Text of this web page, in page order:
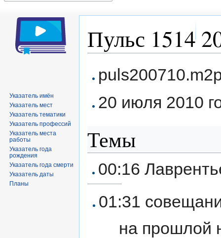
Пульс 1514
20 июля 2010
Темы
00:16
01:31
на прошлой
Указатель имён
Указатель мест
Указатель тематики
Указатель профессий
Указатель места
работы
Указатель года
рождения
Указатель года смерти
Указатель даты
Планы